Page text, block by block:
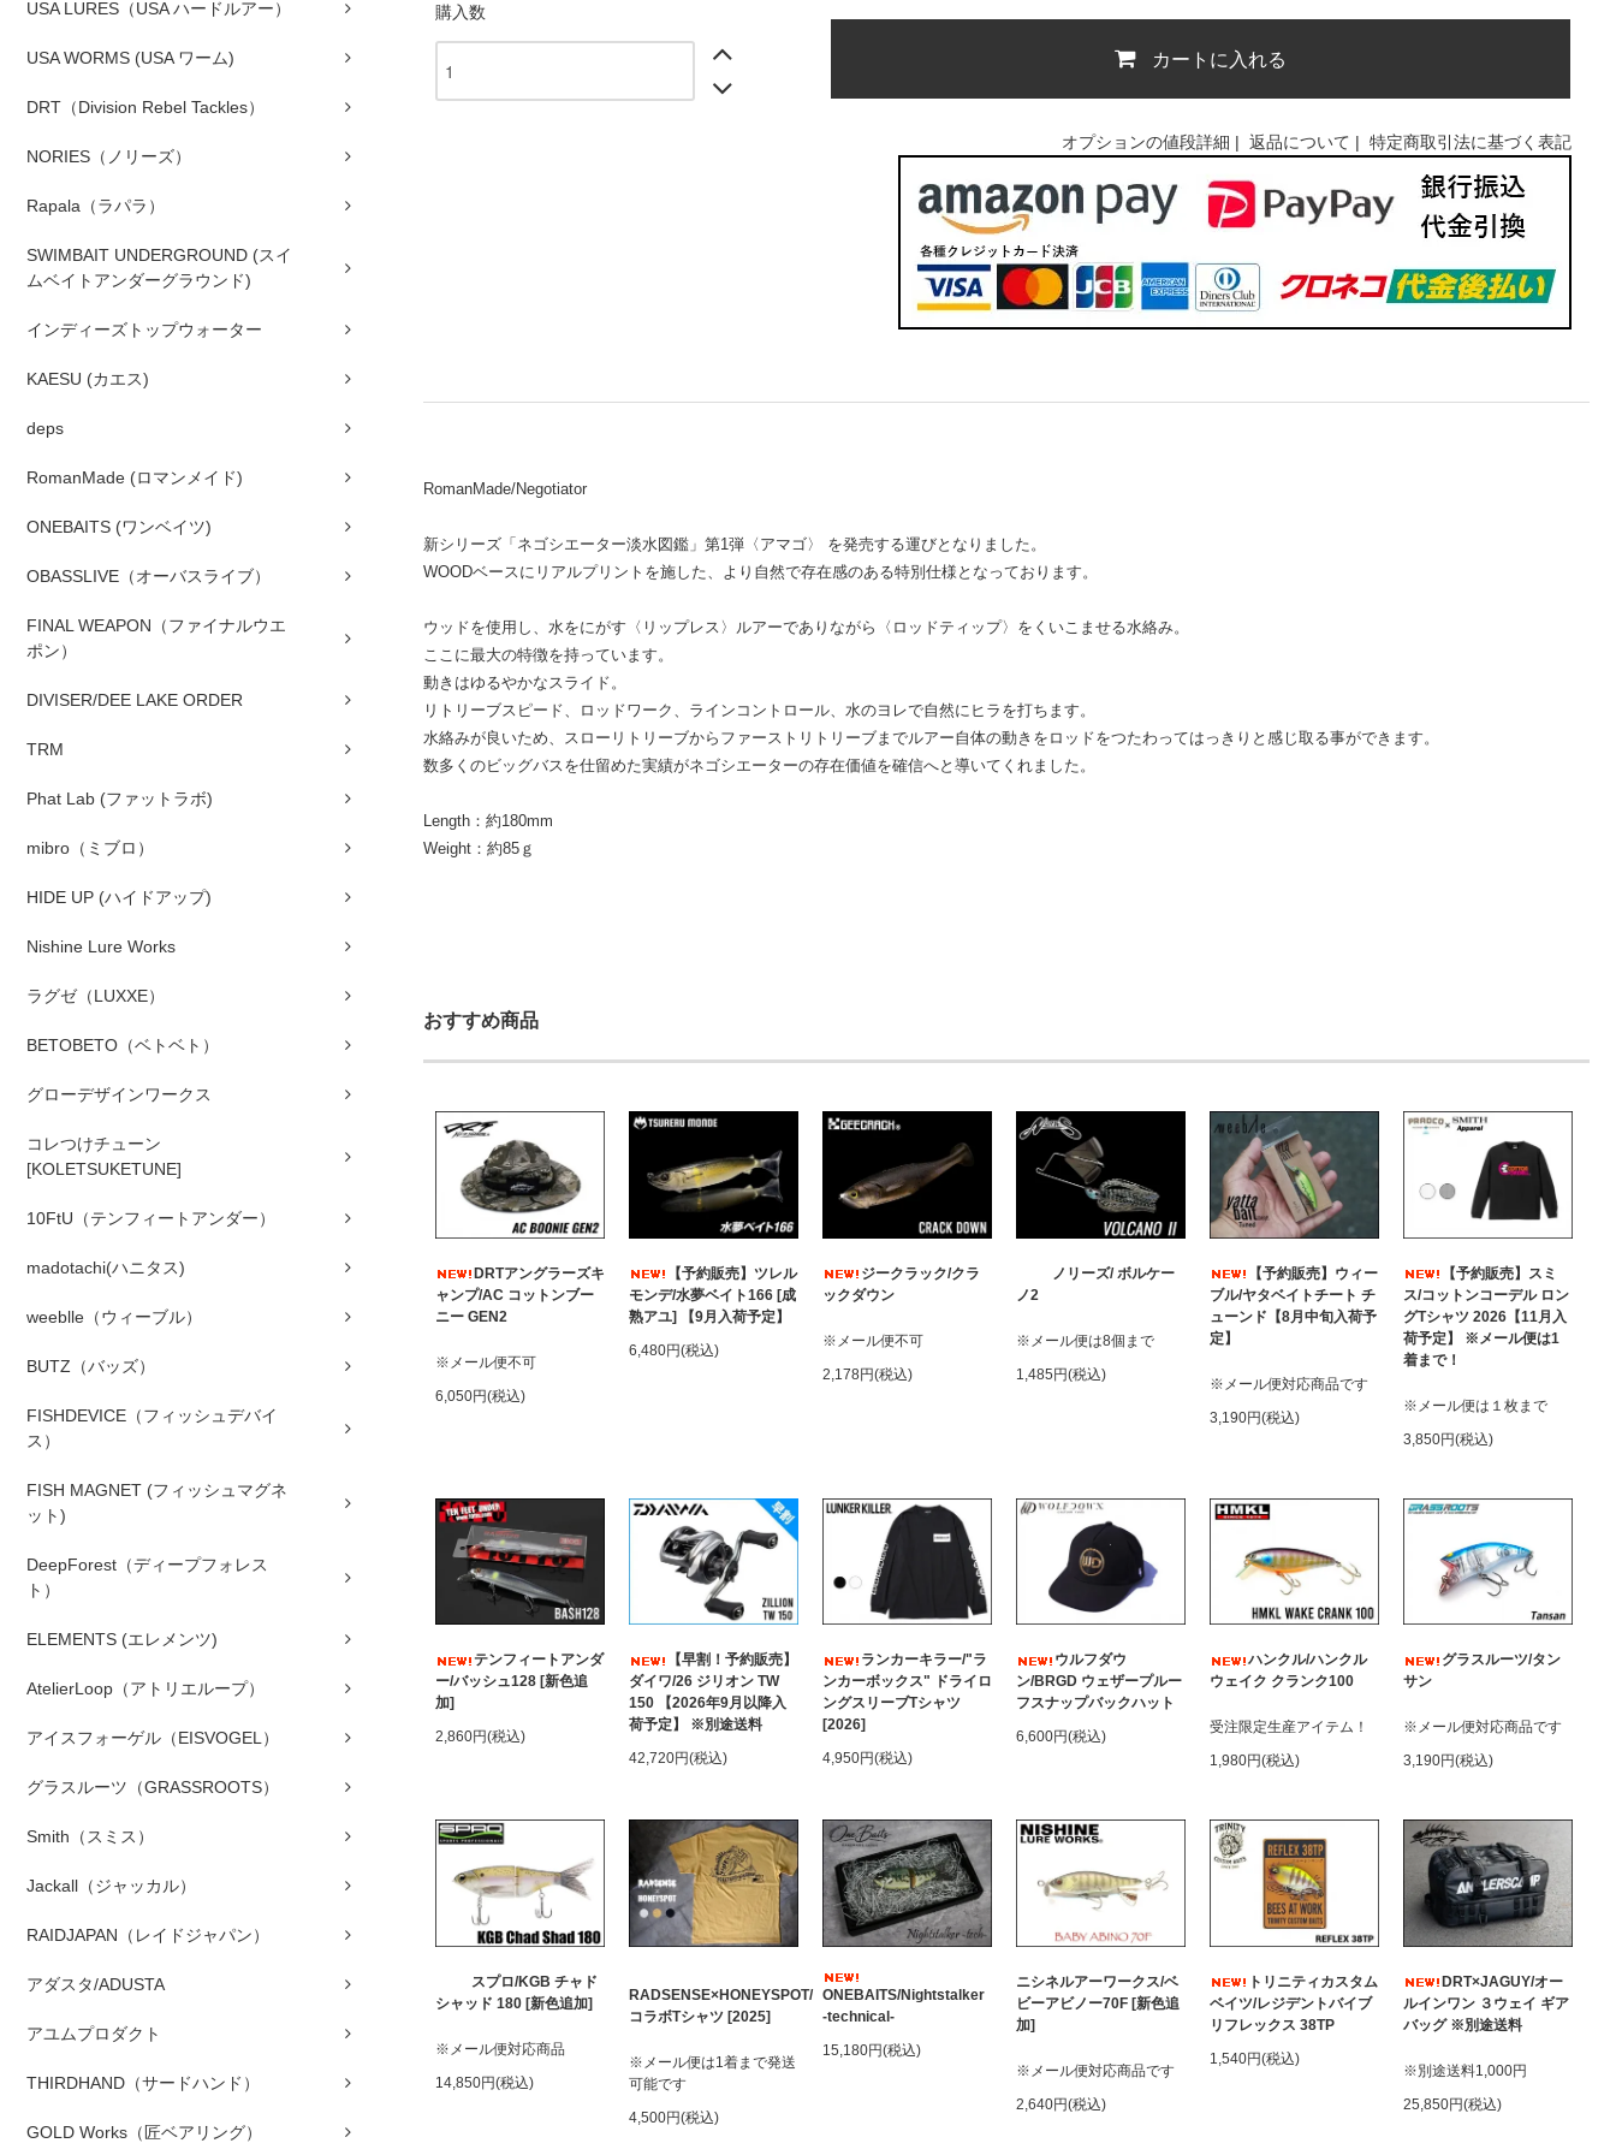
USA LURES（USA ハードルアー）
USA WORMS (USA ワーム)
DRT（Division Rebel Tackles）
NORIES（ノリーズ）
Rapala（ラパラ）
SWIMBAIT UNDERGROUND (スイ
ムベイトアンダーグラウンド)
インディーズトップウォーター
KAESU (カエス)
deps
RomanMade (ロマンメイド)
ONEBAITS (ワンベイツ)
OBASSLIVE（オーバスライブ）
FINAL WEAPON（ファイナルウエ
ポン）
DIVISER/DEE LAKE ORDER
TRM
Phat Lab (ファットラボ)
mibro（ミブロ）
HIDE UP (ハイドアップ)
Nishine Lure Works
ラグゼ（LUXXE）
BETOBETO（ベトベト）
グローデザインワークス
コレつけチューン
[KOLETSUKETUNE]
10FtU（テンフィートアンダー）
madotachi(ハニタス)
weeblle（ウィーブル）
BUTZ（バッズ）
FISHDEVICE（フィッシュデバイ
ス）
FISH MAGNET (フィッシュマグネ
ット)
DeepForest（ディープフォレス
ト）
ELEMENTS (エレメンツ)
AtelierLoop（アトリエループ）
アイスフォーゲル（EISVOGEL）
グラスルーツ（GRASSROOTS）
Smith（スミス）
Jackall（ジャッカル）
RAIDJAPAN（レイドジャパン）
アダスタ/ADUSTA
アユムプロダクト
THIRDHAND（サードハンド）
GOLD Works（匠ベアリング）
購入数
カートに入れる
オプションの値段詳細 | 返品について | 特定商取引法に基づく表記
RomanMade/Negotiator
新シリーズ「ネゴシエーター淡水図鑑」第1弾〈アマゴ〉 を発売する運びとなりました。
WOODベースにリアルプリントを施した、より自然で存在感のある特別仕様となっております。
ウッドを使用し、水をにがす〈リップレス〉ルアーでありながら〈ロッドティップ〉をくいこませる水絡み。
ここに最大の特徴を持っています。
動きはゆるやかなスライド。
リトリーブスピード、ロッドワーク、ラインコントロール、水のヨレで自然にヒラを打ちます。
水絡みが良いため、スローリトリーブからファーストリトリーブまでルアー自体の動きをロッドをつたわってはっきりと感じ取る事ができます。
数多くのビッグバスを仕留めた実績がネゴシエーターの存在価値を確信へと導いてくれました。
Length：約180mm
Weight：約85ｇ
おすすめ商品
DRTアングラーズキ
ャンプ/AC コットンブー
ニー GEN2
※メール便不可
6,050円(税込)
【予約販売】ツレル
モンデ/水夢ベイト166 [成
熟アユ] 【9月入荷予定】
6,480円(税込)
ジークラック/クラ
ックダウン
※メール便不可
2,178円(税込)
ノリーズ/ ボルケー
ノ2
※メール便は8個まで
1,485円(税込)
【予約販売】ウィー
ブル/ヤタベイトチート チ
ューンド【8月中旬入荷予
定】
※メール便対応商品です
3,190円(税込)
【予約販売】スミ
ス/コットンコーデル ロン
グTシャツ 2026【11月入
荷予定】 ※メール便は1
着まで！
※メール便は１枚まで
3,850円(税込)
テンフィートアンダ
ー/バッシュ128 [新色追
加]
2,860円(税込)
【早割！予約販売】
ダイワ/26 ジリオン TW
150 【2026年9月以降入
荷予定】 ※別途送料
42,720円(税込)
ランカーキラー/"ラ
ンカーボックス" ドライロ
ングスリーブTシャツ
[2026]
4,950円(税込)
ウルフダウ
ン/BRGD ウェザープルー
フスナップバックハット
6,600円(税込)
ハンクル/ハンクル
ウェイク クランク100
受注限定生産アイテム！
1,980円(税込)
グラスルーツ/タン
サン
※メール便対応商品です
3,190円(税込)
スプロ/KGB チャド
シャッド 180 [新色追加]
※メール便対応商品
14,850円(税込)
RADSENSE×HONEYSPOT/
コラボTシャツ [2025]
※メール便は1着まで発送
可能です
4,500円(税込)
ONEBAITS/Nightstalker
-technical-
15,180円(税込)
ニシネルアーワークス/ベ
ビーアビノー70F [新色追
加]
※メール便対応商品です
2,640円(税込)
トリニティカスタム
ベイツ/レジデントバイブ
リフレックス 38TP
1,540円(税込)
DRT×JAGUY/オー
ルインワン ３ウェイ ギア
バッグ ※別途送料
※別途送料1,000円
25,850円(税込)